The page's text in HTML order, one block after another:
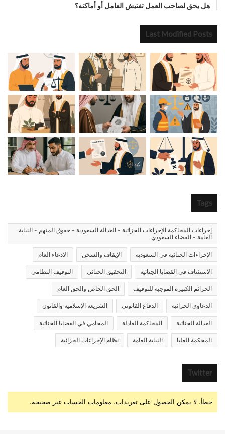
هل يحق لصاحب العمل تفتيش العامل أو أماكنه؟
Last Modified Posts
Tags
إجراءات المحاكمة الإجراءات الجزائية - العدالة السعودية - حقوق المتهم - النيابة
العامة - القضاء السعودي
الإجراءات الجنائية في السعودية الإيقاف والسجن الادعاء العام
الاستئناف في القضايا الجنائية التحقيق الجنائي التوقيف النظامي
الجرائم الكبيرة الموجبة للتوقيف الحق الخاص والحق العام
الدعاوى الجزائية الدفاع القانوني الشريعة الإسلامية والقانون
العدالة الجنائية المحاكمة العادلة المحامي في القضايا الجنائية
المحكمة العليا النيابة العامة نظام الإجراءات الجزائية
Twitter
خطأ، لا يمكن الحصول على تغريدات، معلومات الحساب غير صحيحة.